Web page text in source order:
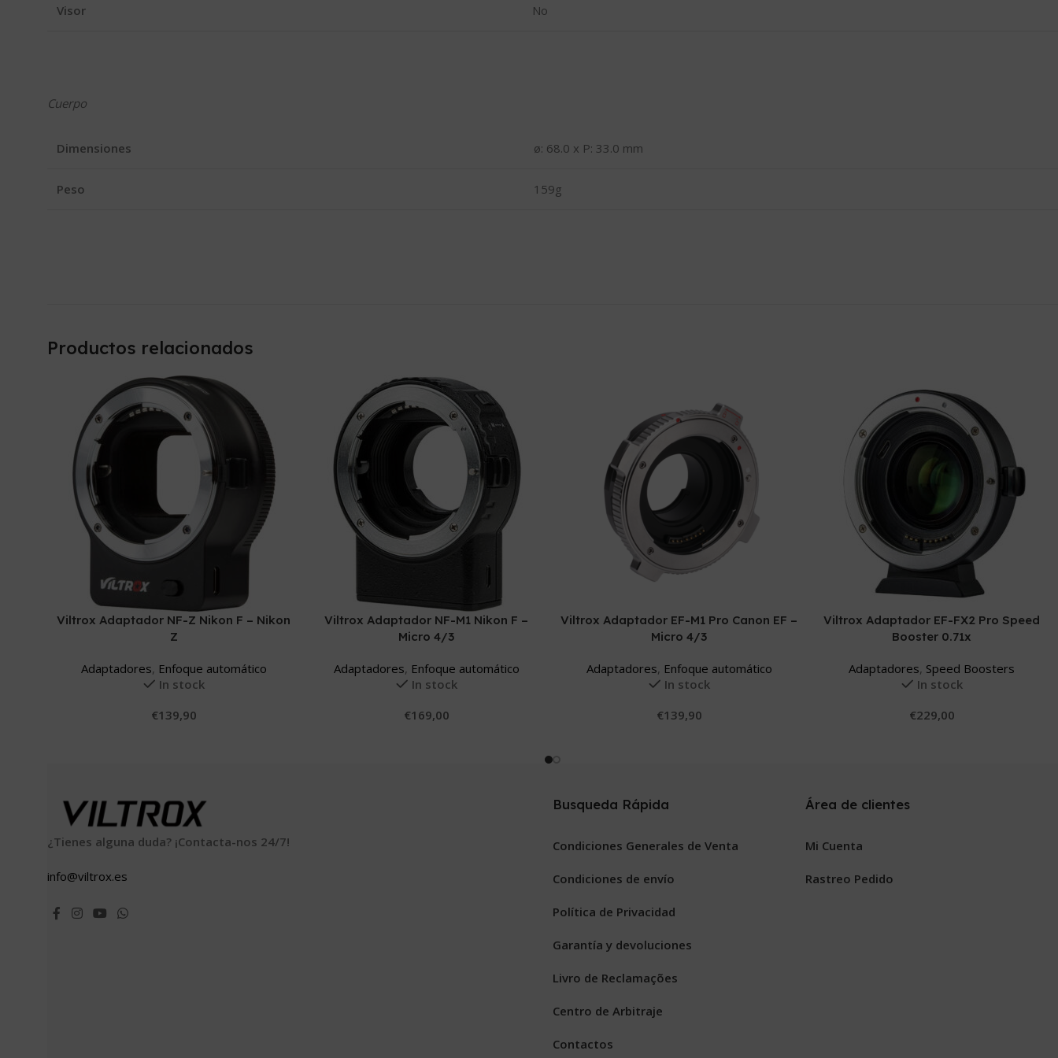
Visor No
Cuerpo
Dimensiones ø: 68.0 x P: 33.0 mm
Peso 159g
Productos relacionados
Viltrox Adaptador NF-Z Nikon F – Nikon
Z
Adaptadores, Enfoque automático
In stock
€139,90
Viltrox Adaptador NF-M1 Nikon F –
Micro 4/3
Adaptadores, Enfoque automático
In stock
€169,00
Viltrox Adaptador EF-M1 Pro Canon EF –
Micro 4/3
Adaptadores, Enfoque automático
In stock
€139,90
Viltrox Adaptador EF-FX2 Pro Speed
Booster 0.71x
Adaptadores, Speed Boosters
In stock
€229,00
¿Tienes alguna duda? ¡Contacta-nos 24/7!
info@viltrox.es
Busqueda Rápida
Condiciones Generales de Venta
Condiciones de envío
Política de Privacidad
Garantía y devoluciones
Livro de Reclamações
Centro de Arbitraje
Contactos
Área de clientes
Mi Cuenta
Rastreo Pedido